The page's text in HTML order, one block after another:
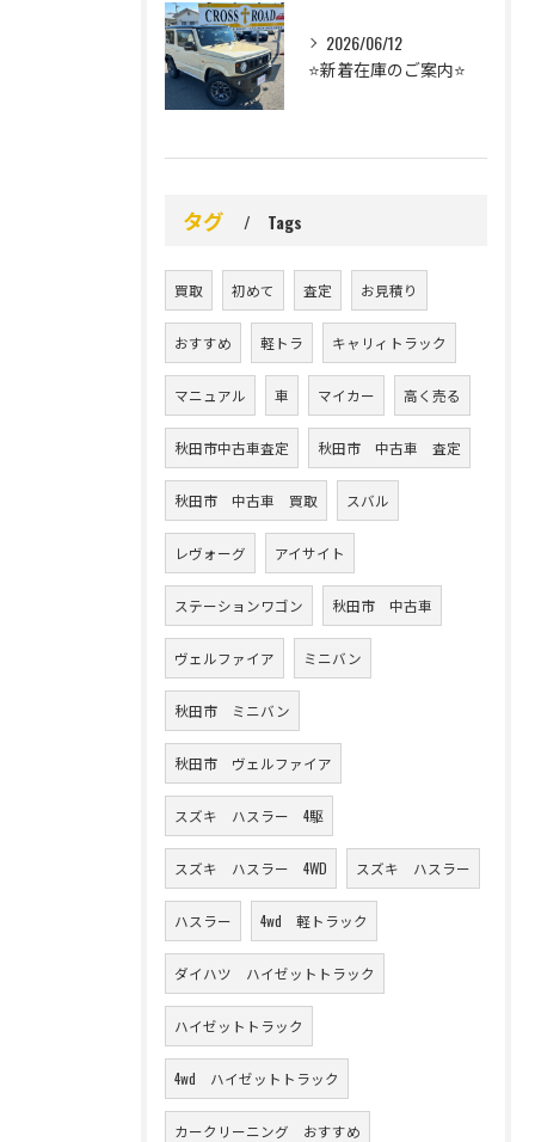
2026/06/12
⭐️新着在庫のご案内⭐️
タグ Tags
買取 初めて 査定 お見積り
おすすめ 軽トラ キャリィトラック
マニュアル 車 マイカー 高く売る
秋田市中古車査定 秋田市 中古車 査定
秋田市 中古車 買取 スバル
レヴォーグ アイサイト
ステーションワゴン 秋田市 中古車
ヴェルファイア ミニバン
秋田市 ミニバン
秋田市 ヴェルファイア
スズキ ハスラー 4駆
スズキ ハスラー 4WD スズキ ハスラー
ハスラー 4wd 軽トラック
ダイハツ ハイゼットトラック
ハイゼットトラック
4wd ハイゼットトラック
カークリーニング おすすめ